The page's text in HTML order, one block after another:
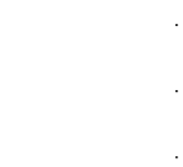
・
・
・